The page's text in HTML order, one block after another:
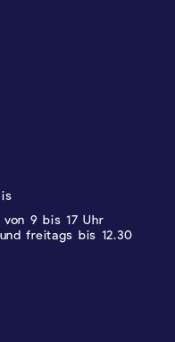
9 bis 17 Uhr
freitags bis 12.30
UND